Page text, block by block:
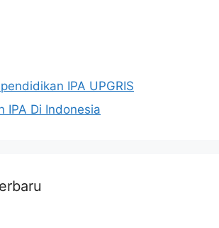
IPA UPGRIS
IPA Di Indonesia